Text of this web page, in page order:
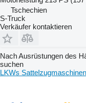
Tschechien
S-Truck
Verkäufer kontaktieren
Nach Ausrüstungen des
suchen
LKWs Sattelzugmaschinen